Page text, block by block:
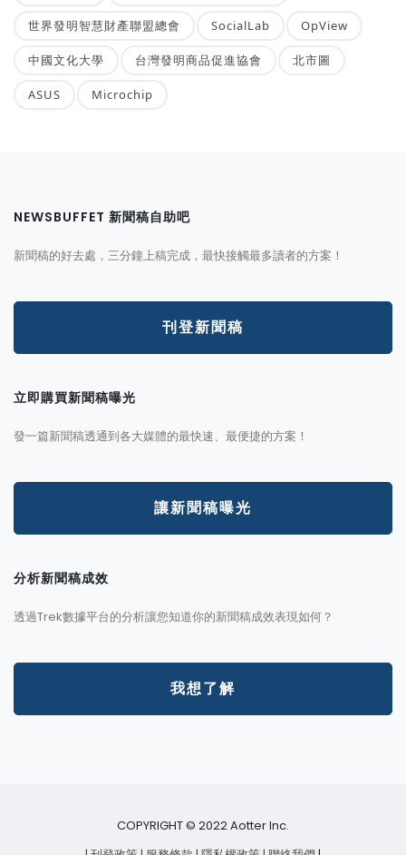
世界發明智慧財產聯盟總會 SocialLab OpView
中國文化大學 台灣發明商品促進協會 北市圖
ASUS Microchip
NEWSBUFFET 新聞稿自助吧
新聞稿的好去處，三分鐘上稿完成，最快接觸最多讀者的方案！
刊登新聞稿
立即購買新聞稿曝光
發一篇新聞稿透通到各大媒體的最快速、最便捷的方案！
讓新聞稿曝光
分析新聞稿成效
透過Trek數據平台的分析讓您知道你的新聞稿成效表現如何？
我想了解
COPYRIGHT © 2022 Aotter Inc.